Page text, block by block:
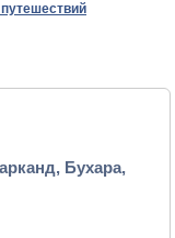
Бухара,